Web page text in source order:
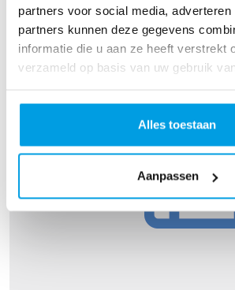
partners voor social media,
partners kunnen deze gegevens
informatie die u aan ze heeft verstrekt
verzameld op basis van uw gebruik
Alles toestaan
Aanpassen